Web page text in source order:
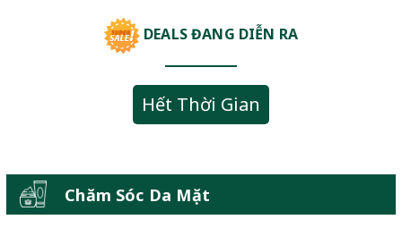
DEALS ĐANG DIỄN RA
Hết Thời Gian
Chăm Sóc Da Mặt